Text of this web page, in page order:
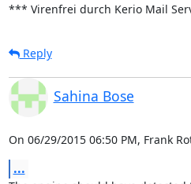
*** Virenfrei durch Kerio Mail
Reply
Sahina Bose
On 06/29/2015 06:50 PM, Frank
...